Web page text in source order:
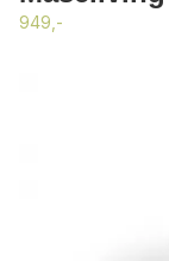
949,-